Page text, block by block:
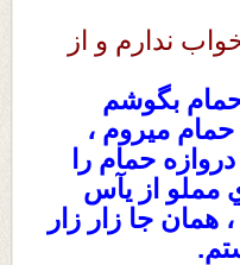
ندارم و از
بگوشم
ميروم ،
حمام را
مملو از یآس
جا زار زار